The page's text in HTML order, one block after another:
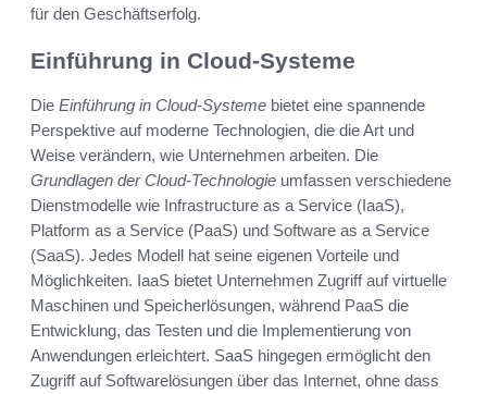
für den Geschäftserfolg.
Einführung in Cloud-Systeme
Die Einführung in Cloud-Systeme bietet eine spannende
Perspektive auf moderne Technologien, die die Art und
Weise verändern, wie Unternehmen arbeiten. Die
Grundlagen der Cloud-Technologie umfassen verschiedene
Dienstmodelle wie Infrastructure as a Service (IaaS),
Platform as a Service (PaaS) und Software as a Service
(SaaS). Jedes Modell hat seine eigenen Vorteile und
Möglichkeiten. IaaS bietet Unternehmen Zugriff auf virtuelle
Maschinen und Speicherlösungen, während PaaS die
Entwicklung, das Testen und die Implementierung von
Anwendungen erleichtert. SaaS hingegen ermöglicht den
Zugriff auf Softwarelösungen über das Internet, ohne dass